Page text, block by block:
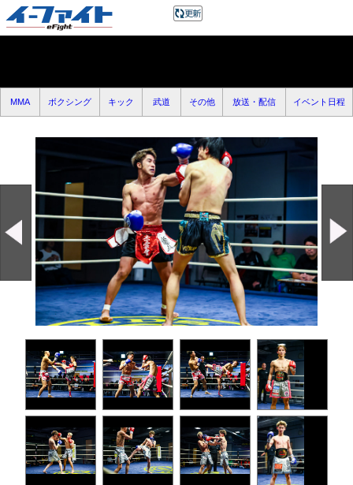
MMA ボクシング キック 武道 その他 放送・配信 イベント日程